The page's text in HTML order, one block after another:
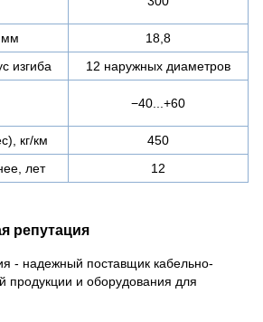
мм
18,8
изгиба
12 наружных диаметров
−40...+60
кг/км
450
лет
12
репутация
- надежный поставщик кабельно-
продукции и оборудования для